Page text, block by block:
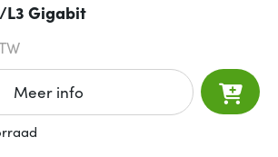
L3 Gigabit
Meer info